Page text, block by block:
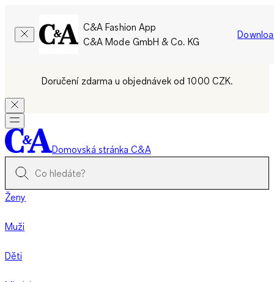
C&A Fashion App
C&A Mode GmbH & Co. KG
Doručení zdarma u objednávek od 1000 CZK.
Domovská stránka C&A
Ženy
Muži
Děti